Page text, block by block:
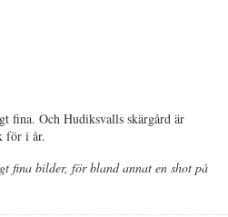
fina. Och Hudiksvalls skärgård är
för i år.
fina bilder, för bland annat en shot på